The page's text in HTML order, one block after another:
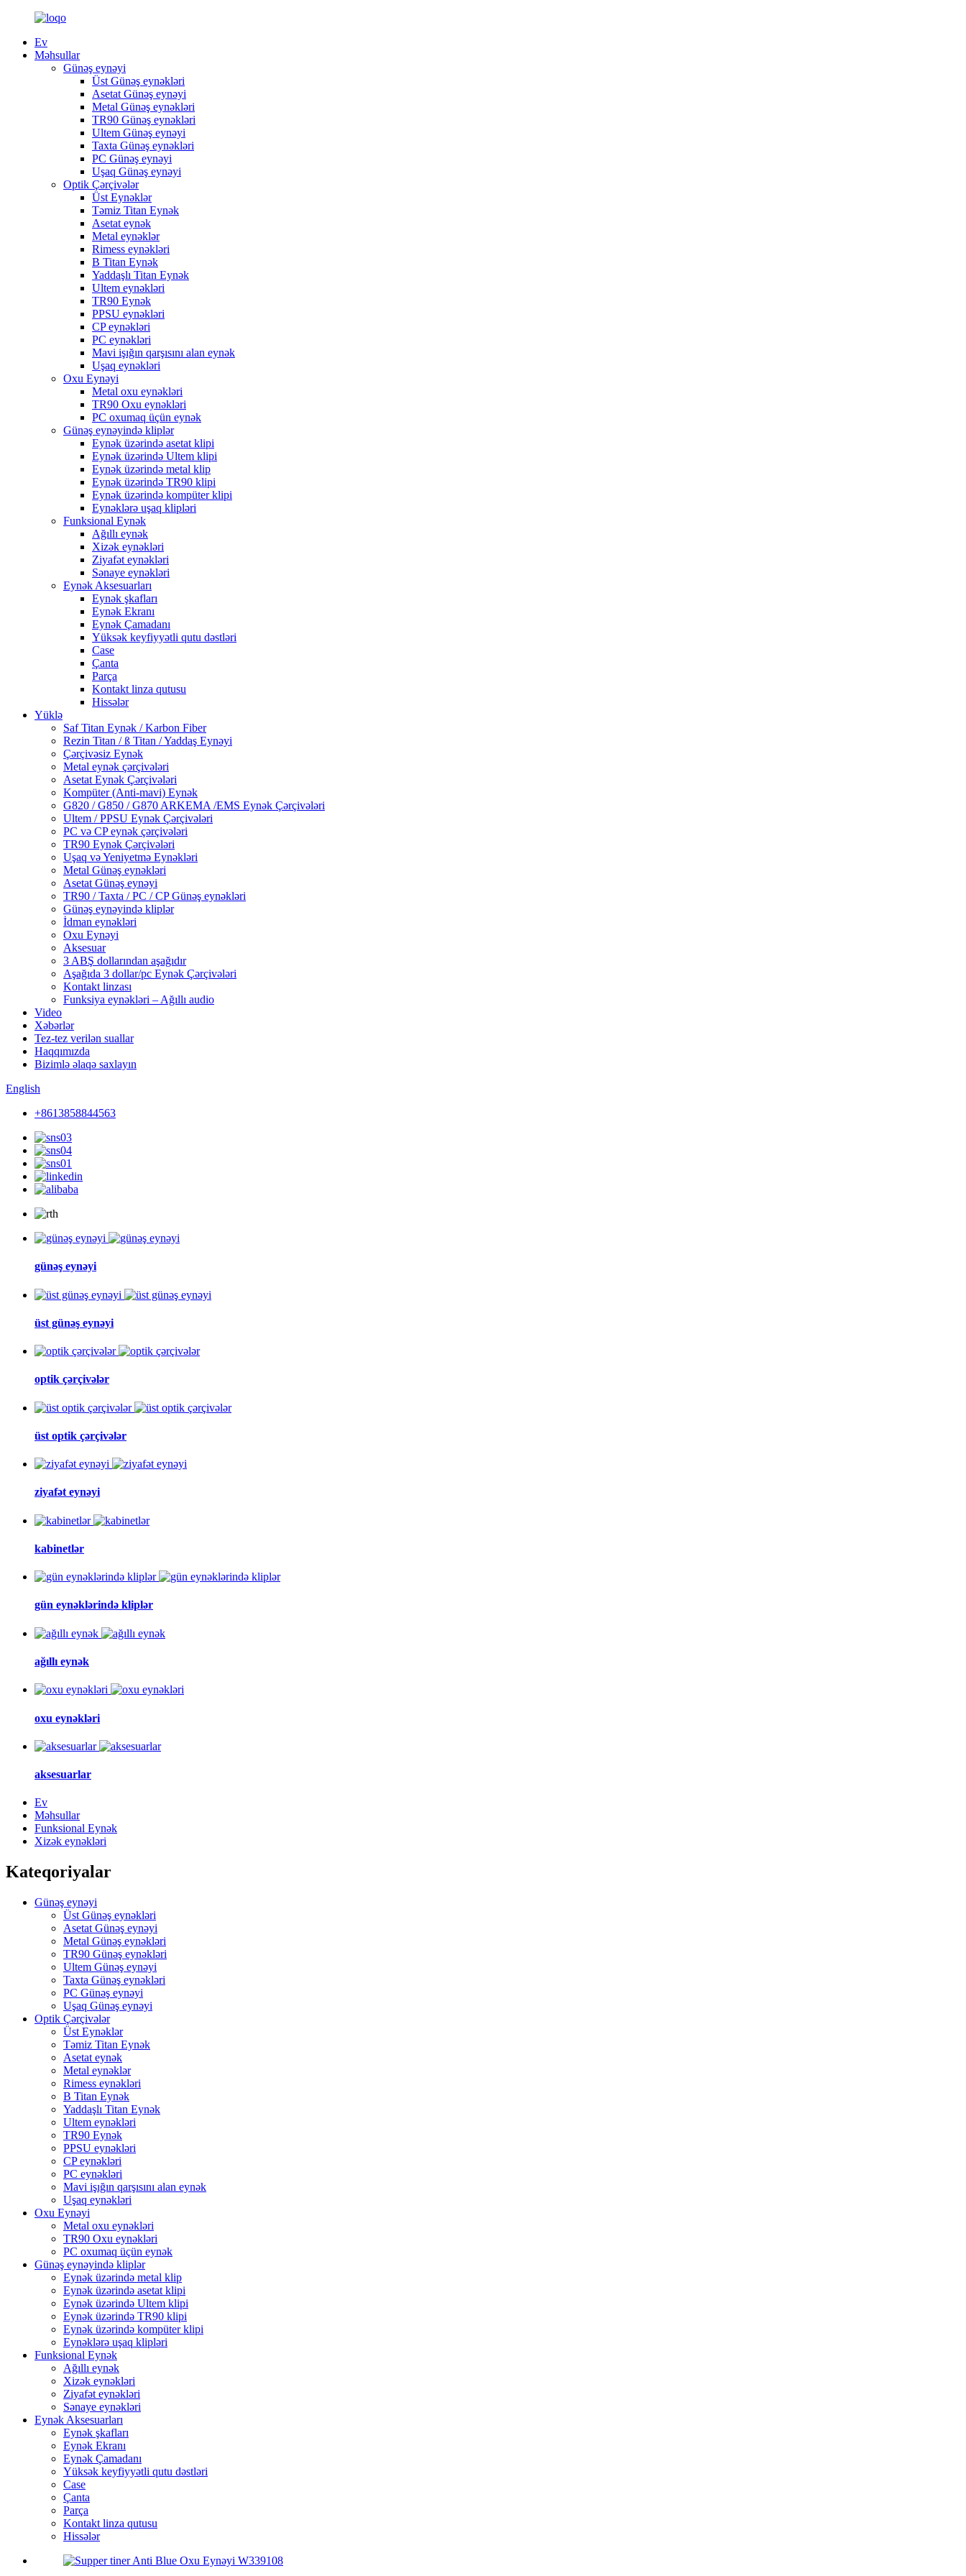
Ev
Məhsullar
Günəş eynəyi
Üst Günəş eynəkləri
Asetat Günəş eynəyi
Metal Günəş eynəkləri
TR90 Günəş eynəkləri
Ultem Günəş eynəyi
Taxta Günəş eynəkləri
PC Günəş eynəyi
Uşaq Günəş eynəyi
Optik Çərçivələr
Üst Eynəklər
Təmiz Titan Eynək
Asetat eynək
Metal eynəklər
Rimess eynəkləri
B Titan Eynək
Yaddaşlı Titan Eynək
Ultem eynəkləri
TR90 Eynək
PPSU eynəkləri
CP eynəkləri
PC eynəkləri
Mavi işığın qarşısını alan eynək
Uşaq eynəkləri
Oxu Eynəyi
Metal oxu eynəkləri
TR90 Oxu eynəkləri
PC oxumaq üçün eynək
Günəş eynəyində kliplər
Eynək üzərində asetat klipi
Eynək üzərində Ultem klipi
Eynək üzərində metal klip
Eynək üzərində TR90 klipi
Eynək üzərində kompüter klipi
Eynəklərə uşaq klipləri
Funksional Eynək
Ağıllı eynək
Xizək eynəkləri
Ziyafət eynəkləri
Sənaye eynəkləri
Eynək Aksesuarları
Eynək şkafları
Eynək Ekranı
Eynək Çamadanı
Yüksək keyfiyyətli qutu dəstləri
Case
Çanta
Parça
Kontakt linza qutusu
Hissələr
Yüklə
Saf Titan Eynək / Karbon Fiber
Rezin Titan / ß Titan / Yaddaş Eynəyi
Çərçivəsiz Eynək
Metal eynək çərçivələri
Asetat Eynək Çərçivələri
Kompüter (Anti-mavi) Eynək
G820 / G850 / G870 ARKEMA /EMS Eynək Çərçivələri
Ultem / PPSU Eynək Çərçivələri
PC və CP eynək çərçivələri
TR90 Eynək Çərçivələri
Uşaq və Yeniyetmə Eynəkləri
Metal Günəş eynəkləri
Asetat Günəş eynəyi
TR90 / Taxta / PC / CP Günəş eynəkləri
Günəş eynəyində kliplər
İdman eynəkləri
Oxu Eynəyi
Aksesuar
3 ABŞ dollarından aşağıdır
Aşağıda 3 dollar/pc Eynək Çərçivələri
Kontakt linzası
Funksiya eynəkləri – Ağıllı audio
Video
Xəbərlər
Tez-tez verilən suallar
Haqqımızda
Bizimlə əlaqə saxlayın
English
+8613858844563
günəş eynəyi
üst günəş eynəyi
optik çərçivələr
üst optik çərçivələr
ziyafət eynəyi
kabinetlər
gün eynəklərində kliplər
ağıllı eynək
oxu eynəkləri
aksesuarlar
Ev
Məhsullar
Funksional Eynək
Xizək eynəkləri
Kateqoriyalar
Günəş eynəyi
Üst Günəş eynəkləri
Asetat Günəş eynəyi
Metal Günəş eynəkləri
TR90 Günəş eynəkləri
Ultem Günəş eynəyi
Taxta Günəş eynəkləri
PC Günəş eynəyi
Uşaq Günəş eynəyi
Optik Çərçivələr
Üst Eynəklər
Təmiz Titan Eynək
Asetat eynək
Metal eynəklər
Rimess eynəkləri
B Titan Eynək
Yaddaşlı Titan Eynək
Ultem eynəkləri
TR90 Eynək
PPSU eynəkləri
CP eynəkləri
PC eynəkləri
Mavi işığın qarşısını alan eynək
Uşaq eynəkləri
Oxu Eynəyi
Metal oxu eynəkləri
TR90 Oxu eynəkləri
PC oxumaq üçün eynək
Günəş eynəyində kliplər
Eynək üzərində metal klip
Eynək üzərində asetat klipi
Eynək üzərində Ultem klipi
Eynək üzərində TR90 klipi
Eynək üzərində kompüter klipi
Eynəklərə uşaq klipləri
Funksional Eynək
Ağıllı eynək
Xizək eynəkləri
Ziyafət eynəkləri
Sənaye eynəkləri
Eynək Aksesuarları
Eynək şkafları
Eynək Ekranı
Eynək Çamadanı
Yüksək keyfiyyətli qutu dəstləri
Case
Çanta
Parça
Kontakt linza qutusu
Hissələr